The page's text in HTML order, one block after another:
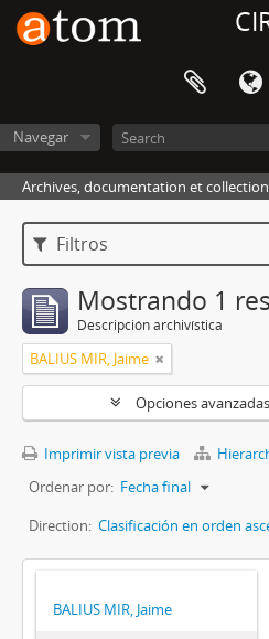
Navegar
Archives, documentation et
Filtros
Mostrando 1
Descripción archivística
BALIUS MIR, Jaime
Opciones
Imprimir vista previa
Ordenar por: Fecha final
Direction: Clasificación en orden
BALIUS MIR, Jaime